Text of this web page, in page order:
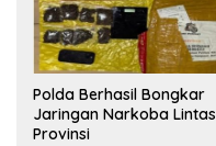
Polda Berhasil Bongkar
Jaringan Narkoba Lintas
Provinsi